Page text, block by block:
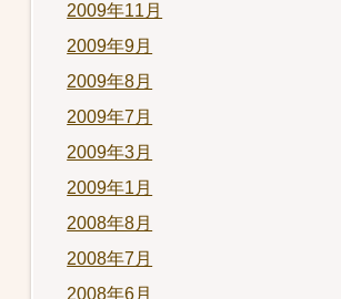
2009年11月
2009年9月
2009年8月
2009年7月
2009年3月
2009年1月
2008年8月
2008年7月
2008年6月